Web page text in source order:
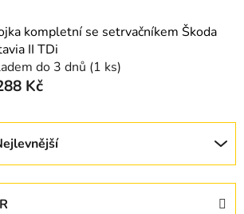
kompletní se setrvačníkem Škoda
II TDi
do 3 dnů (1 ks)
Kč